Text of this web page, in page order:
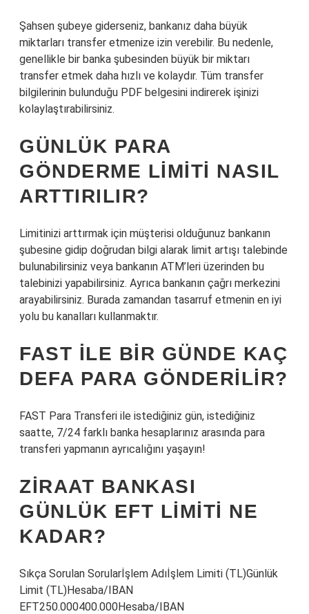
Şahsen şubeye giderseniz, bankanız daha büyük
miktarları transfer etmenize izin verebilir. Bu nedenle,
genellikle bir banka şubesinden büyük bir miktarı
transfer etmek daha hızlı ve kolaydır. Tüm transfer
bilgilerinin bulunduğu PDF belgesini indirerek işinizi
kolaylaştırabilirsiniz.
GÜNLÜK PARA
GÖNDERME LIMITI NASIL
ARTTIRILIR?
Limitinizi arttırmak için müşterisi olduğunuz bankanın
şubesine gidip doğrudan bilgi alarak limit artışı talebinde
bulunabilirsiniz veya bankanın ATM’leri üzerinden bu
talebinizi yapabilirsiniz. Ayrıca bankanın çağrı merkezini
arayabilirsiniz. Burada zamandan tasarruf etmenin en iyi
yolu bu kanalları kullanmaktır.
FAST ILE BIR GÜNDE KAÇ
DEFA PARA GÖNDERILIR?
FAST Para Transferi ile istediğiniz gün, istediğiniz
saatte, 7/24 farklı banka hesaplarınız arasında para
transferi yapmanın ayrıcalığını yaşayın!
ZIRAAT BANKASI
GÜNLÜK EFT LIMITI NE
KADAR?
Sıkça Sorulan Sorularİşlem Adıİşlem Limiti (TL)Günlük
Limit (TL)Hesaba/IBAN
EFT250.000400.000Hesaba/IBAN